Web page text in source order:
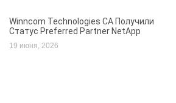
Winncom Technologies CA Получили
Статус Preferred Partner NetApp
19 июня, 2026